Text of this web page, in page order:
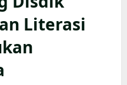
Literasi